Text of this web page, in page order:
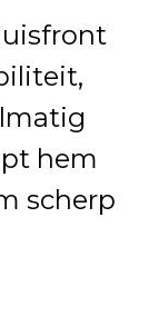
hem
scherp